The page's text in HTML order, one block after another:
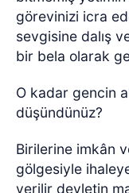
görevinizi icra
sevgisine dalış
bir bela olarak
O kadar gencin
düşündünüz?
Birilerine imkân
gölgesiyle
verilir devletin